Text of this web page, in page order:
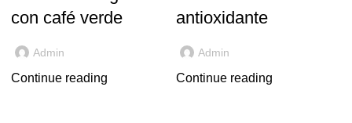
con café verde
Admin
Continue reading
antioxidante
Admin
Continue reading